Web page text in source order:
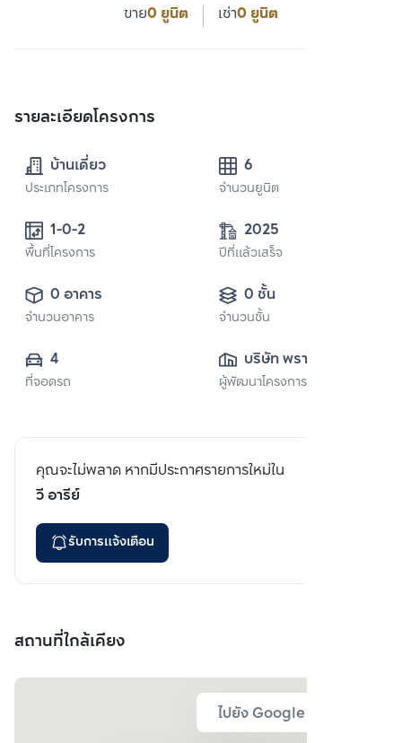
ขาย0 ยูนิต เช่า0 ยูนิต
รายละเอียดโครงการ
บ้านเดี่ยว
ประเภทโครงการ
6
จำนวนยูนิต
1-0-2
พื้นที่โครงการ
2025
ปีที่แล้วเสร็จ
0 อาคาร
จำนวนอาคาร
0 ชั้น
จำนวนชั้น
4
ที่จอดรถ
บริษัท พราว เรียล
เอสเตท จำกัด
ผู้พัฒนาโครงการ
คุณจะไม่พลาด หากมีประกาศรายการใหม่ใน
วี อารีย์
รับการแจ้งเตือน
สถานที่ใกล้เคียง
ไปยัง Google Map